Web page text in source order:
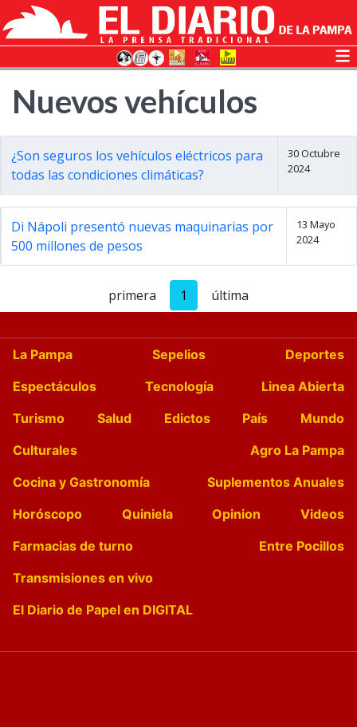
Nuevos vehículos
¿Son seguros los vehículos eléctricos para
todas las condiciones climáticas?
30 Octubre
2024
Di Nápoli presentó nuevas maquinarias por
500 millones de pesos
13 Mayo
2024
primera 1 última
La Pampa Sepelios
Deportes
Espectáculos
Tecnología
Linea Abierta
Turismo
Salud Edictos País
Mundo
Culturales
Agro La Pampa
Cocina y Gastronomía
Suplementos Anuales
Horóscopo
Quiniela Opinion
Videos
Farmacias de turno
Entre Pocillos
Transmisiones en vivo
El Diario de Papel en DIGITAL